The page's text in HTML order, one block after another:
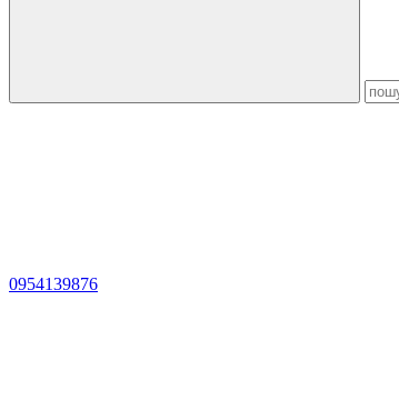
0954139876